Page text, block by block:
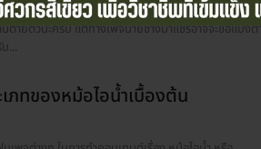
กันนะครับ ว่าถ้าหากเราแบ่งเป็นกลุ่มๆ เราจะสามารถแ
ตายตัวนะครับ แต่ทางเพจนายช่างมาแชร์อาจจะขอแบ่ง
...
ภทของหม้อไอน้ำเบื้องต้น